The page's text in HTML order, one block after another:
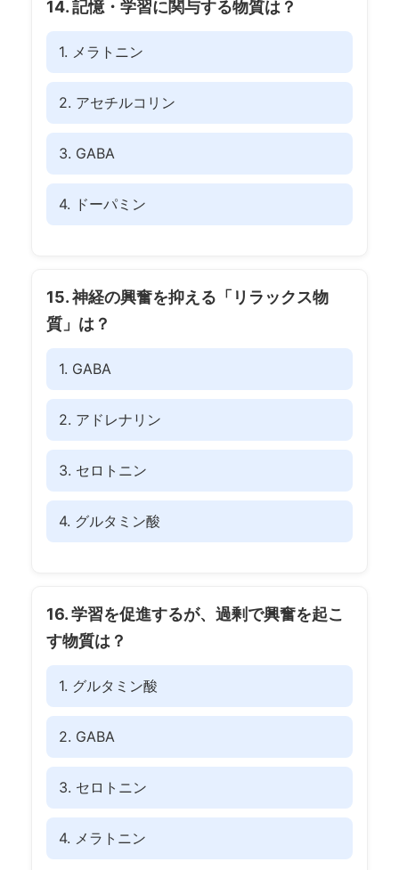
14. 記憶・学習に関与する物質は？
1. メラトニン
2. アセチルコリン
3. GABA
4. ドーパミン
15. 神経の興奮を抑える「リラックス物
質」は？
1. GABA
2. アドレナリン
3. セロトニン
4. グルタミン酸
16. 学習を促進するが、過剰で興奮を起こ
す物質は？
1. グルタミン酸
2. GABA
3. セロトニン
4. メラトニン